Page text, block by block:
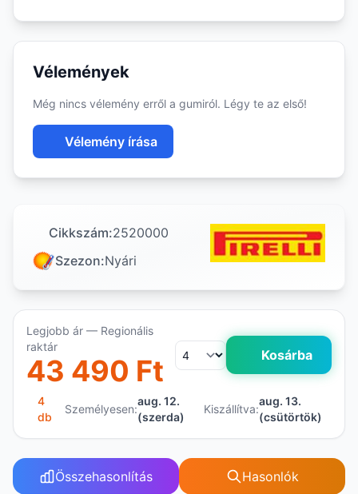
Vélemények
Még nincs vélemény erről a gumiról. Légy te az első!
Vélemény írása
Cikkszám:2520000
Szezon:Nyári
Legjobb ár — Regionális
raktár
43 490 Ft Kosárba
4
db
Személyesen:
aug. 12.
(szerda)
Kiszállítva:
aug. 13.
(csütörtök)
Összehasonlítás Hasonlók